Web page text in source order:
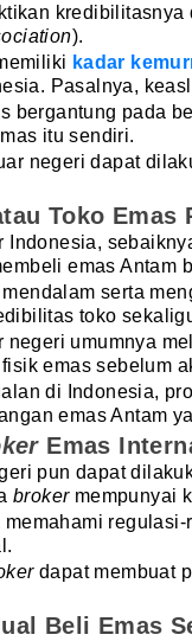
kredibilitasnya
).
kadar
Pasalnya,
bergantung pada
itu sendiri.
negeri dapat
Toko Emas
Indonesia,
emas Antam
serta
toko
negeri umumnya
emas sebelum
di Indonesia,
emas Antam
Emas
pun dapat
broker mempunyai
memahami
dapat membuat
Beli Emas